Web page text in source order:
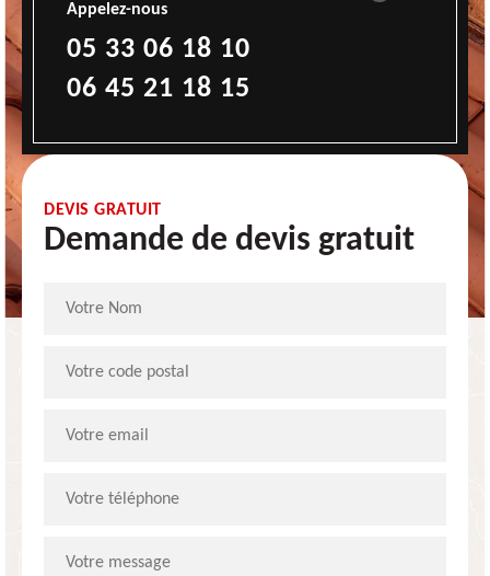
Appelez-nous
05 33 06 18 10
06 45 21 18 15
DEVIS GRATUIT
Demande de devis gratuit